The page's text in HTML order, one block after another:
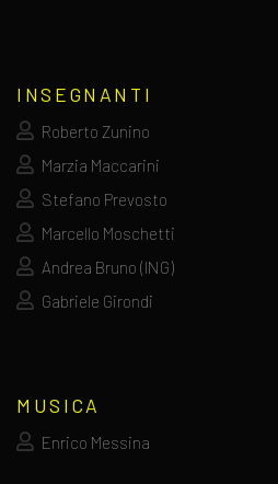
INSEGNANTI
Roberto Zunino
Marzia Maccarini
Stefano Prevosto
Marcello Moschetti
Andrea Bruno (ING)
Gabriele Girondi
MUSICA
Enrico Messina